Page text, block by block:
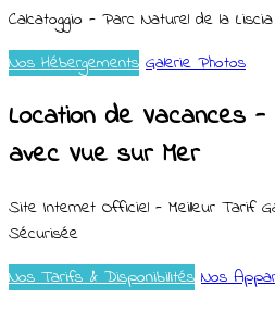
Calcatoggio - Parc Naturel de la
Nos Hébergements Galerie Photos
Location de Vacances
avec Vue sur Mer
Site Internet Officiel - Meilleur Tarif
Sécurisée
Nos Tarifs & Disponibilités Nos